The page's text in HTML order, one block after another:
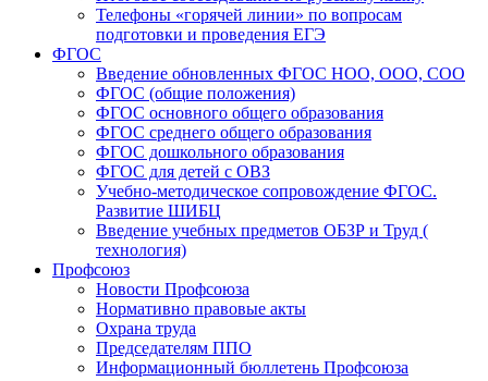
Телефоны «горячей линии» по вопросам
подготовки и проведения ЕГЭ
ФГОС
Введение обновленных ФГОС НОО, ООО, СОО
ФГОС (общие положения)
ФГОС основного общего образования
ФГОС среднего общего образования
ФГОС дошкольного образования
ФГОС для детей с ОВЗ
Учебно-методическое сопровождение ФГОС.
Развитие ШИБЦ
Введение учебных предметов ОБЗР и Труд (
технология)
Профсоюз
Новости Профсоюза
Нормативно правовые акты
Охрана труда
Председателям ППО
Информационный бюллетень Профсоюза